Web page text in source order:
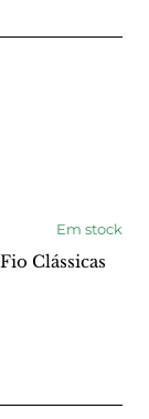
Em stock
Clássicas